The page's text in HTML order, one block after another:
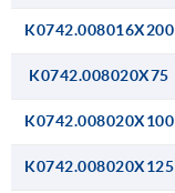
K0742.008016X200
K0742.008020X75
K0742.008020X100
K0742.008020X125